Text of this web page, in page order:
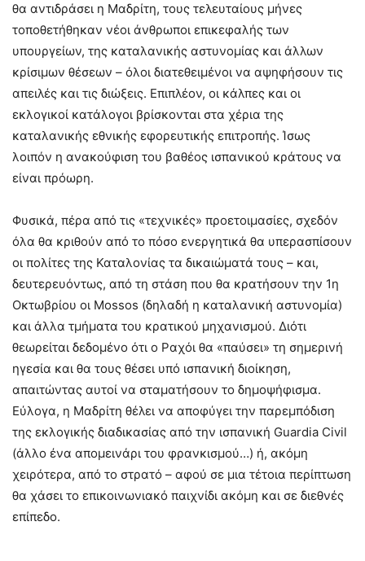
θα αντιδράσει η Μαδρίτη, τους τελευταίους μήνες
τοποθετήθηκαν νέοι άνθρωποι επικεφαλής των
υπουργείων, της καταλανικής αστυνομίας και άλλων
κρίσιμων θέσεων – όλοι διατεθειμένοι να αψηφήσουν τις
απειλές και τις διώξεις. Επιπλέον, οι κάλπες και οι
εκλογικοί κατάλογοι βρίσκονται στα χέρια της
καταλανικής εθνικής εφορευτικής επιτροπής. Ίσως
λοιπόν η ανακούφιση του βαθέος ισπανικού κράτους να
είναι πρόωρη.
Φυσικά, πέρα από τις «τεχνικές» προετοιμασίες, σχεδόν
όλα θα κριθούν από το πόσο ενεργητικά θα υπερασπίσουν
οι πολίτες της Καταλονίας τα δικαιώματά τους – και,
δευτερευόντως, από τη στάση που θα κρατήσουν την 1η
Οκτωβρίου οι Mossos (δηλαδή η καταλανική αστυνομία)
και άλλα τμήματα του κρατικού μηχανισμού. Διότι
θεωρείται δεδομένο ότι ο Ραχόι θα «παύσει» τη σημερινή
ηγεσία και θα τους θέσει υπό ισπανική διοίκηση,
απαιτώντας αυτοί να σταματήσουν το δημοψήφισμα.
Εύλογα, η Μαδρίτη θέλει να αποφύγει την παρεμπόδιση
της εκλογικής διαδικασίας από την ισπανική Guardia Civil
(άλλο ένα απομεινάρι του φρανκισμού…) ή, ακόμη
χειρότερα, από το στρατό – αφού σε μια τέτοια περίπτωση
θα χάσει το επικοινωνιακό παιχνίδι ακόμη και σε διεθνές
επίπεδο.